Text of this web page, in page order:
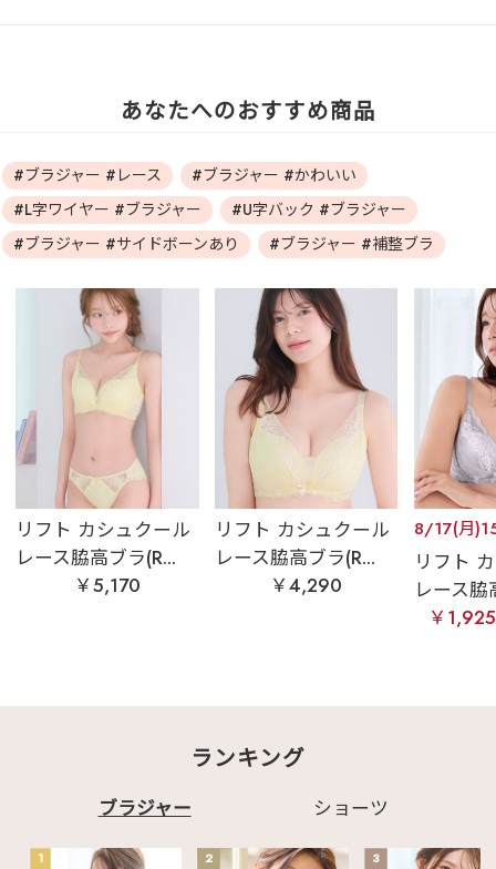
あなたへのおすすめ商品
#ブラジャー #レース
#ブラジャー #かわいい
#L字ワイヤー #ブラジャー
#U字バック #ブラジャー
#ブラジャー #サイドボーンあり
#ブラジャー #補整ブラ
リフト カシュクール
レース脇高ブラ(R...
￥5,170
リフト カシュクール
レース脇高ブラ(R...
￥4,290
8/17(月
リフト
レース脇
￥
ランキング
ブラジャー ショーツ
1 2 3